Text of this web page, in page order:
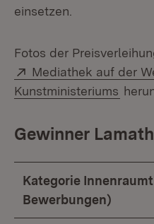
einsetzen.
Fotos der
Extern:
Mediathek auf der
Kunstministeriums
Gewinner
Kategorie
Bewerbungen)